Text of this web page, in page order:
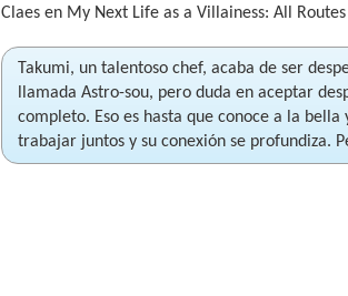
Claes en My Next Life as a Villainess: All
Takumi, un talentoso chef, acaba de ser
llamada Astro-sou, pero duda en aceptar
completo. Eso es hasta que conoce a la
trabajar juntos y su conexión se profundiza.